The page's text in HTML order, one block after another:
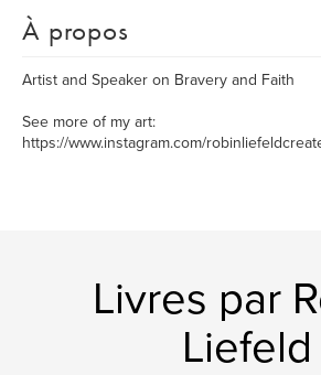
À propos
Artist and Speaker on Bravery and Faith
See more of my art:
https://www.instagram.com/
Livres par
Liefeld